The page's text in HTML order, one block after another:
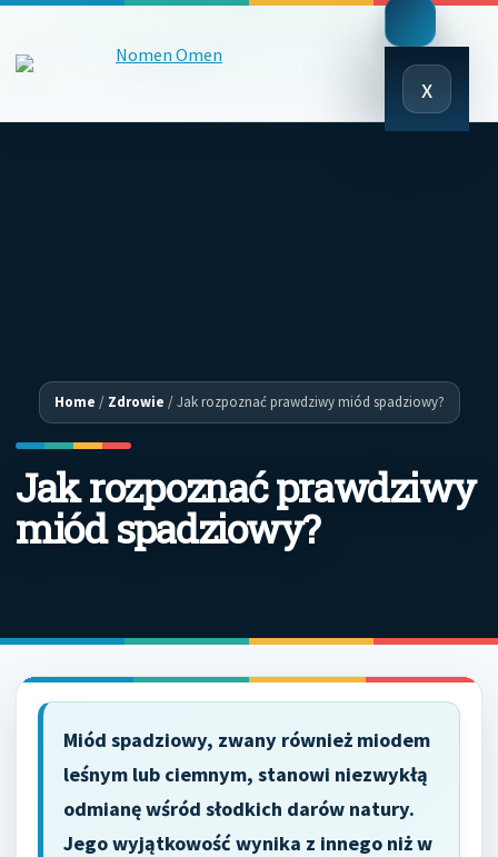
x
Close
Menu
Home / Zdrowie /Jak rozpoznać prawdziwy miód spadziowy?
Jak rozpoznać prawdziwy
miód spadziowy?
Miód spadziowy, zwany również miodem
leśnym lub ciemnym, stanowi niezwykłą
odmianę wśród słodkich darów natury.
Jego wyjątkowość wynika z innego niż w